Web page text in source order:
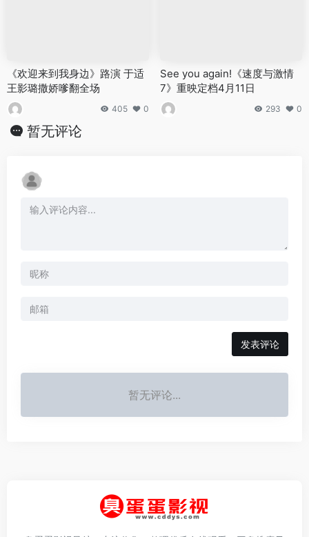
《欢迎来到我身边》路演 于适
王影璐撒娇嗲翻全场
405 0
See you again!《速度与激情
7》重映定档4月11日
293 0
暂无评论
发表评论
暂无评论...